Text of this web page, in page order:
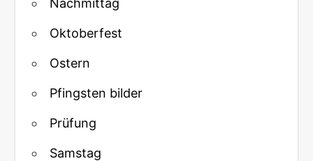
Nachmittag
Oktoberfest
Ostern
Pfingsten bilder
Prüfung
Samstag